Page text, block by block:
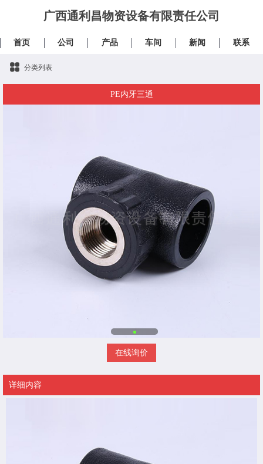
广西通利昌物资设备有限责任公司
首页 公司 产品 车间 新闻 联系
分类列表
PE内牙三通
在线询价
详细内容